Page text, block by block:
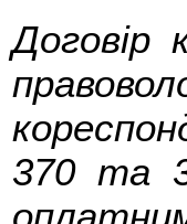
Договір
370 та